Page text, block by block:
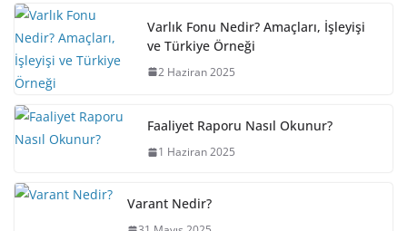
Varlık Fonu Nedir? Amaçları, İşleyişi
ve Türkiye Örneği
2 Haziran 2025
Faaliyet Raporu Nasıl Okunur?
1 Haziran 2025
Varant Nedir?